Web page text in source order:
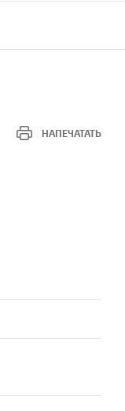
НАПЕЧАТАТЬ